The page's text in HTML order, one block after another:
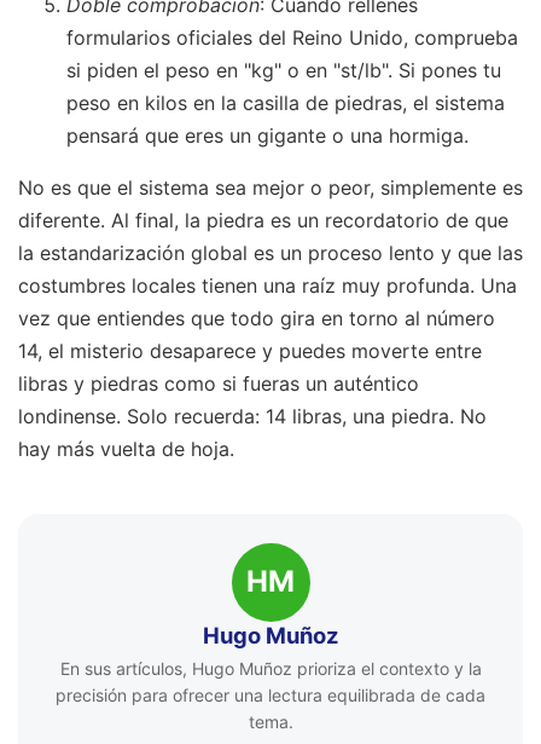
formularios oficiales del Reino Unido, comprueba
si piden el peso en "kg" o en "st/lb". Si pones tu
peso en kilos en la casilla de piedras, el sistema
pensará que eres un gigante o una hormiga.
No es que el sistema sea mejor o peor, simplemente es
diferente. Al final, la piedra es un recordatorio de que
la estandarización global es un proceso lento y que las
costumbres locales tienen una raíz muy profunda. Una
vez que entiendes que todo gira en torno al número
14, el misterio desaparece y puedes moverte entre
libras y piedras como si fueras un auténtico
londinense. Solo recuerda: 14 libras, una piedra. No
hay más vuelta de hoja.
HM
Hugo Muñoz
En sus artículos, Hugo Muñoz prioriza el contexto y la
precisión para ofrecer una lectura equilibrada de cada
tema.